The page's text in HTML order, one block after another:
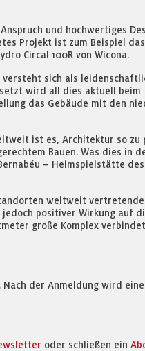
und hochwertiges
Projekt ist zum Beispiel
Circal 100R von Wicona.
sich als
wird all dies aktuell beim
das Gebäude mit den
ist es, Architektur so zu
Bauen. Was dies in
– Heimspielstätte des
weltweit
positiver Wirkung auf
große Komplex
Nach der Anmeldung wird
oder schließen ein